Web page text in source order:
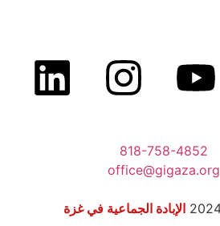
818-758-4852
office@gigaza.org
الإبادة الجماعية في غزة